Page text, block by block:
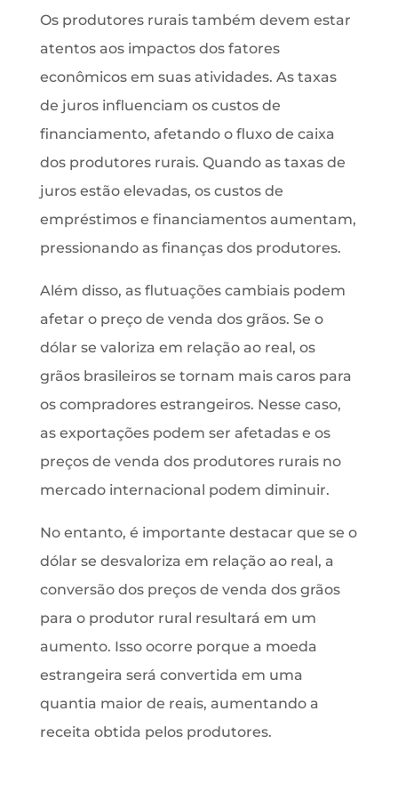
Os produtores rurais também devem estar
atentos aos impactos dos fatores
econômicos em suas atividades. As taxas
de juros influenciam os custos de
financiamento, afetando o fluxo de caixa
dos produtores rurais. Quando as taxas de
juros estão elevadas, os custos de
empréstimos e financiamentos aumentam,
pressionando as finanças dos produtores.
Além disso, as flutuações cambiais podem
afetar o preço de venda dos grãos. Se o
dólar se valoriza em relação ao real, os
grãos brasileiros se tornam mais caros para
os compradores estrangeiros. Nesse caso,
as exportações podem ser afetadas e os
preços de venda dos produtores rurais no
mercado internacional podem diminuir.
No entanto, é importante destacar que se o
dólar se desvaloriza em relação ao real, a
conversão dos preços de venda dos grãos
para o produtor rural resultará em um
aumento. Isso ocorre porque a moeda
estrangeira será convertida em uma
quantia maior de reais, aumentando a
receita obtida pelos produtores.